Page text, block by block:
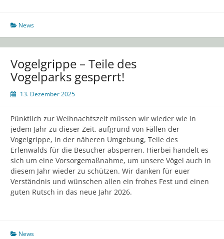
News
Vogelgrippe – Teile des
Vogelparks gesperrt!
13. Dezember 2025
Pünktlich zur Weihnachtszeit müssen wir wieder wie in
jedem Jahr zu dieser Zeit, aufgrund von Fällen der
Vogelgrippe, in der näheren Umgebung, Teile des
Erlenwalds für die Besucher absperren. Hierbei handelt es
sich um eine Vorsorgemaßnahme, um unsere Vögel auch in
diesem Jahr wieder zu schützen. Wir danken für euer
Verständnis und wünschen allen ein frohes Fest und einen
guten Rutsch in das neue Jahr 2026.
News